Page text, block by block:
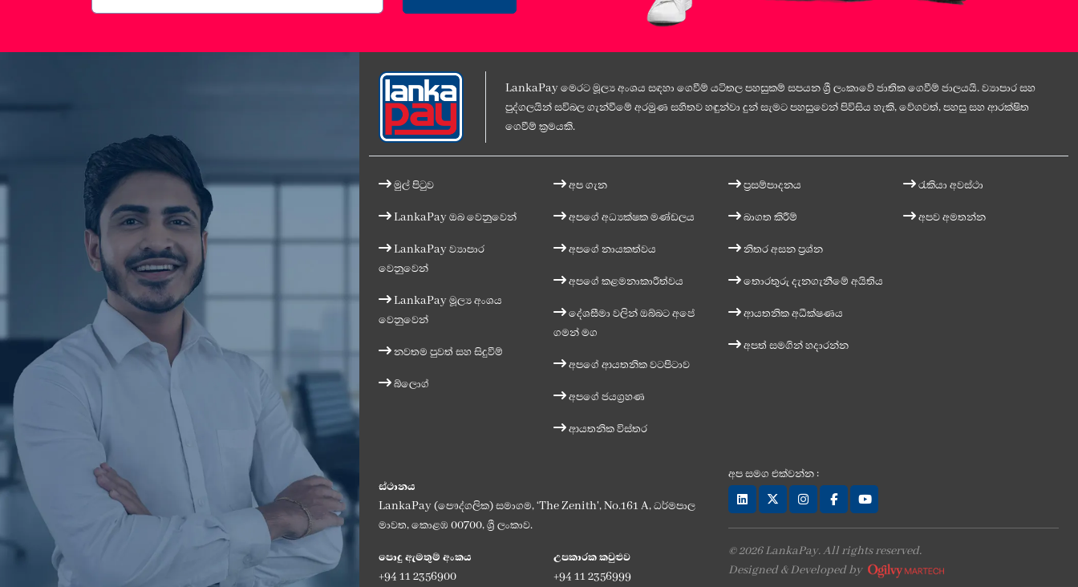
LankaPay මෙරට මූල්‍ය අංශය සඳහා ගෙවීම් යටිතල පහසුකම් සපයන ශ්‍රී ලංකාවේ ජාතික ගෙවීම් ජාලයයි. ව්‍යාපාර සහ
පුද්ගලයින් සවිබල ගැන්වීමේ අරමුණ සහිතව හඳුන්වා දුන් සැමට පහසුවෙන් පිවිසිය හැකි, වේගවත්, පහසු සහ ආරක්ෂිත
ගෙවීම් ක්‍රමයකි.
මුල් පිටුව
LankaPay ඔබ වෙනුවෙන්
LankaPay ව්‍යාපාර
වෙනුවෙන්
LankaPay මූල්‍ය අංශය
වෙනුවෙන්
නවතම පුවත් සහ සිදුවීම්
බ්ලොග්
අප ගැන
අපගේ අධ්‍යක්ෂක මණ්ඩලය
අපගේ නායකත්වය
අපගේ කළමනාකාරීත්වය
දේශසීමා වලින් ඔබ්බට අපේ
ගමන් මග
අපගේ ආයතනික වටපිටාව
අපගේ ජයග්‍රහණ
ආයතනික විස්තර
ප්‍රසම්පාදනය
බාගත කිරීම්
නිතර අසන ප්‍රශ්න
තොරතුරු දැනගැනීමේ අයිතිය
ආයතනික අධීක්ෂණය
අපත් සමගින් හදාරන්න
රැකියා අවස්ථා
අපව අමතන්න
ස්ථානය
LankaPay (පෞද්ගලික) සමාගම, ‘The Zenith', No.161 A, ධර්මපාල
මාවත, කොළඹ 00700, ශ්‍රී ලංකාව.
පොදු ඇමතුම් අංකය
+94 11 2356900
උපකාරක කවුළුව
+94 11 2356999
අප සමග එක්වන්න :
© 2026 LankaPay. All rights reserved.
Designed & Developed by